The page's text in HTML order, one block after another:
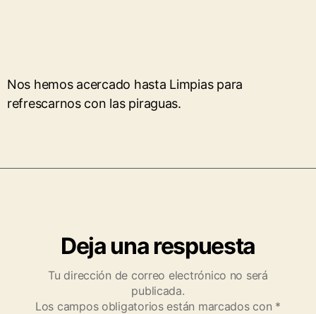
Nos hemos acercado hasta Limpias para
refrescarnos con las piraguas.
Deja una respuesta
Tu dirección de correo electrónico no será
publicada.
Los campos obligatorios están marcados con *